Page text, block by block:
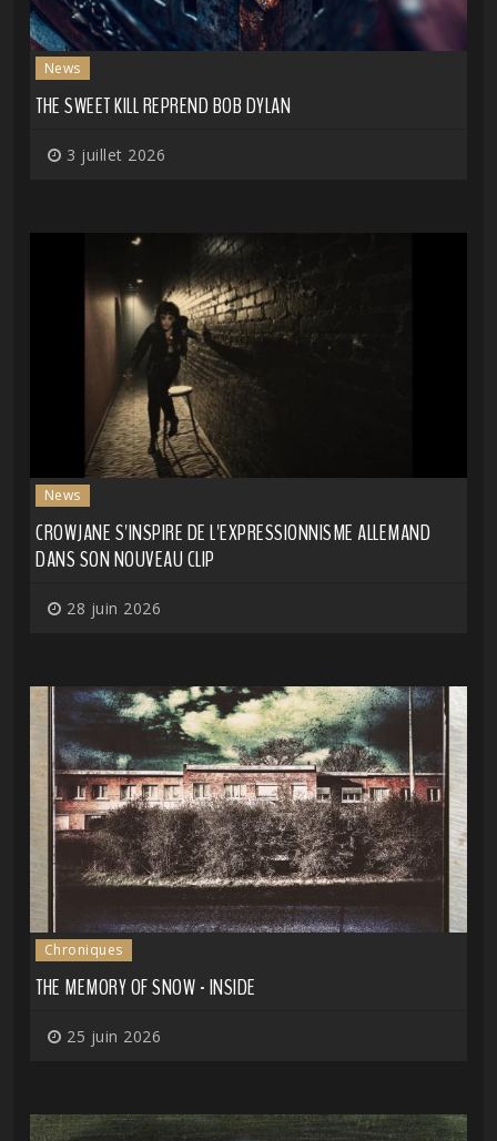
News
THE SWEET KILL REPREND BOB DYLAN
3 juillet 2026
News
CROWJANE S'INSPIRE DE L'EXPRESSIONNISME ALLEMAND
DANS SON NOUVEAU CLIP
28 juin 2026
Chroniques
THE MEMORY OF SNOW - INSIDE
25 juin 2026